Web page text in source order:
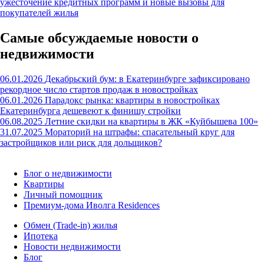
ужесточение кредитных программ и новые вызовы для
покупателей жилья
Самые обсуждаемые новости о
недвижимости
06.01.2026 Декабрьский бум: в Екатеринбурге зафиксировано
рекордное число стартов продаж в новостройках
06.01.2026 Парадокс рынка: квартиры в новостройках
Екатеринбурга дешевеют к финишу стройки
06.08.2025 Летние скидки на квартиры в ЖК «Куйбышева 100»
31.07.2025 Мораторий на штрафы: спасательный круг для
застройщиков или риск для дольщиков?
Блог о недвижимости
Квартиры
Личный помощник
Премиум-дома Иволга Residences
Обмен (Trade-in) жилья
Ипотека
Новости недвижимости
Блог